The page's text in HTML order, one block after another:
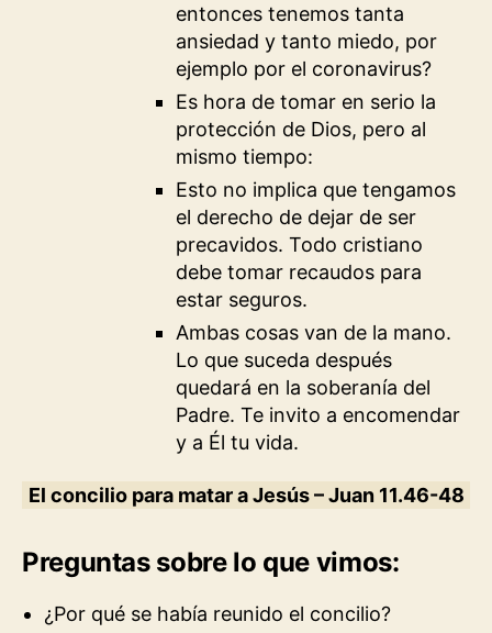
entonces tenemos tanta
ansiedad y tanto miedo, por
ejemplo por el coronavirus?
Es hora de tomar en serio la
protección de Dios, pero al
mismo tiempo:
Esto no implica que tengamos
el derecho de dejar de ser
precavidos. Todo cristiano
debe tomar recaudos para
estar seguros.
Ambas cosas van de la mano.
Lo que suceda después
quedará en la soberanía del
Padre. Te invito a encomendar
y a Él tu vida.
El concilio para matar a Jesús – Juan 11.46-48
Preguntas sobre lo que vimos:
¿Por qué se había reunido el concilio?